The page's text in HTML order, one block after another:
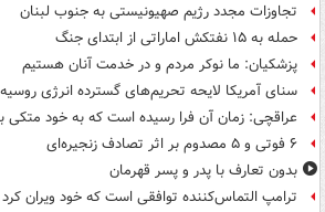
تجاوزات مجدد رژیم صهیونیستی به جنوب لبنان
حمله به ۱۵ نفتکش‌ اماراتی از ابتدای جنگ
پزشکیان: ما نوکر مردم و در خدمت آنان هستیم
سنای آمریکا لایحه تحریم‌های گسترده انرژی
عراقچی: زمان آن فرا رسیده است که به خود متکی
۶ فوتی و ۵ مصدوم بر اثر تصادف زنجیره‌ای
بدون تعارف با پدر و پسر قهرمان
ترامپ التماس‌کننده توافقی است که خود ویران کرد